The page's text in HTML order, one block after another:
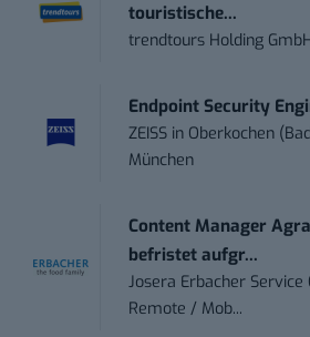
touristische...
trendtours Holding
Endpoint Security
ZEISS in Oberkochen
München
Content Manager
befristet aufgr...
Josera Erbacher Service
Remote / Mob...